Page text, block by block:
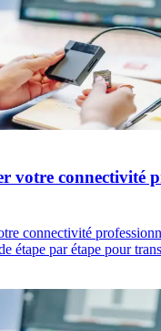
votre connectivité
connectivité
étape par étape pour